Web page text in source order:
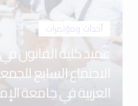
أحداث ومؤتمرات
عميد كلية القانون
الاجتماع السابع
العربية في جامعة